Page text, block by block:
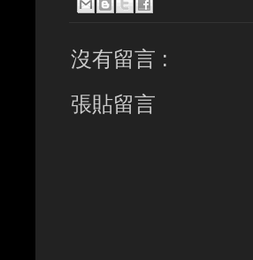
沒有留言 :
張貼留言